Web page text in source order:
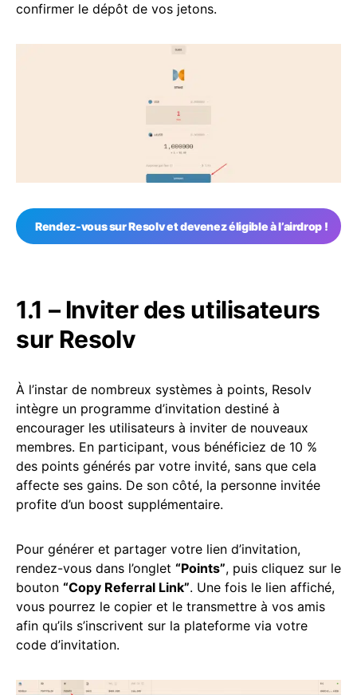
confirmer le dépôt de vos jetons.
Rendez-vous sur Resolv et devenez éligible à l’airdrop !
1.1 – Inviter des utilisateurs
sur Resolv
À l’instar de nombreux systèmes à points, Resolv
intègre un programme d’invitation destiné à
encourager les utilisateurs à inviter de nouveaux
membres. En participant, vous bénéficiez de 10 %
des points générés par votre invité, sans que cela
affecte ses gains. De son côté, la personne invitée
profite d’un boost supplémentaire.
Pour générer et partager votre lien d’invitation,
rendez-vous dans l’onglet “Points”, puis cliquez sur le
bouton “Copy Referral Link”. Une fois le lien affiché,
vous pourrez le copier et le transmettre à vos amis
afin qu’ils s’inscrivent sur la plateforme via votre
code d’invitation.